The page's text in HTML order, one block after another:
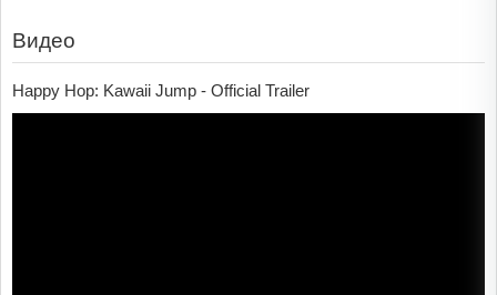
Видео
Happy Hop: Kawaii Jump - Official Trailer